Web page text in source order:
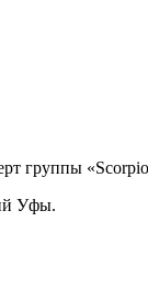
группы
Уфы.